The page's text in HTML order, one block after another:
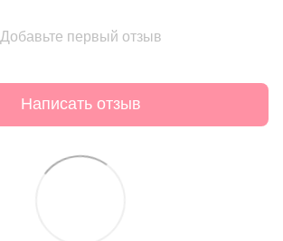
Добавьте первый отзыв
Написать отзыв